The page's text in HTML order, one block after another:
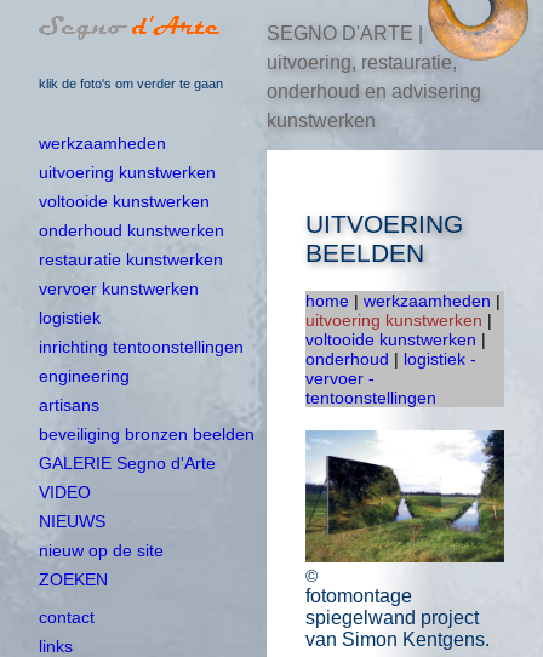
klik de foto's om verder te gaan
SEGNO D'ARTE |
uitvoering, restauratie,
onderhoud en advisering
kunstwerken
werkzaamheden
uitvoering kunstwerken
voltooide kunstwerken
onderhoud kunstwerken
restauratie kunstwerken
vervoer kunstwerken
logistiek
inrichting tentoonstellingen
engineering
artisans
beveiliging bronzen beelden
GALERIE Segno d'Arte
VIDEO
NIEUWS
nieuw op de site
ZOEKEN
contact
links
UITVOERING
BEELDEN
home | werkzaamheden |
uitvoering kunstwerken |
voltooide kunstwerken |
onderhoud | logistiek -
vervoer -
tentoonstellingen
©
fotomontage
spiegelwand project
van Simon Kentgens.